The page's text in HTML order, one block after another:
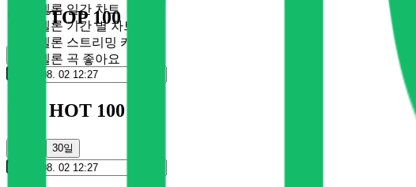
멜론 일간 차트
멜론 기간 별 차트
멜론 스트리밍 카드
멜론 곡 좋아요
멜론 TOP 100
멜론 HOT 100
30일